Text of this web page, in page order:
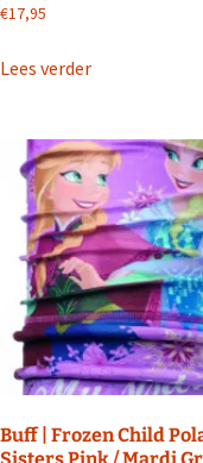
€17,95
Lees verder
Buff | Frozen Child